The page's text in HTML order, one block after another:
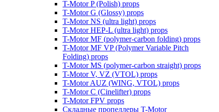
T-Motor P (Polish) props
T-Motor G (Glossy) props
T-Motor NS (ultra light) props
T-Motor HEP-L (ultra light) props
T-Motor MF (polymer-carbon folding) props
T-Motor MF VP (Polymer Variable Pitch
Folding) props
T-Motor MS (polymer-carbon straight) props
T-Motor V, VZ (VTOL) props
T-Motor AUZ (WING, VTOL) props
T-Motor C (Cinelifter) props
T-Motor FPV props
Складные пропеллеры T-Motor